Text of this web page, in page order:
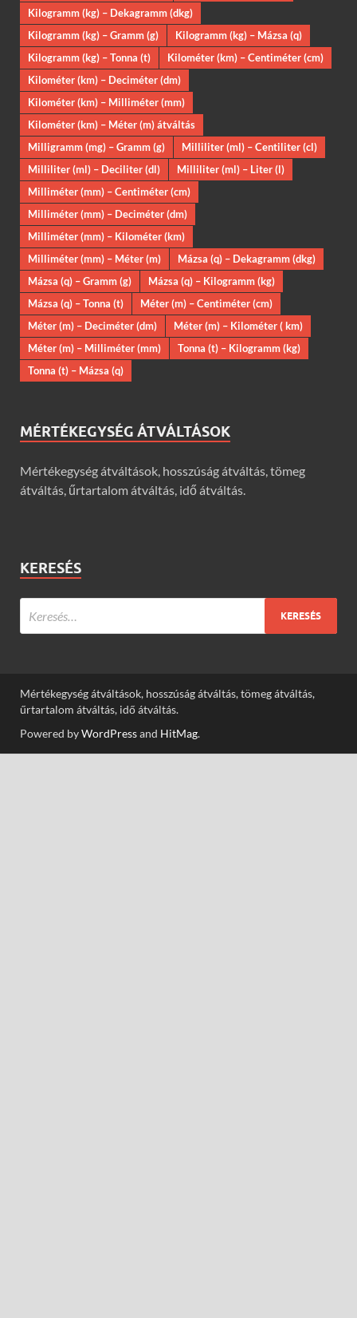
Kilogramm (kg) – Dekagramm (dkg)
Kilogramm (kg) – Gramm (g)
Kilogramm (kg) – Mázsa (q)
Kilogramm (kg) – Tonna (t)
Kilométer (km) – Centiméter (cm)
Kilométer (km) – Deciméter (dm)
Kilométer (km) – Milliméter (mm)
Kilométer (km) – Méter (m) átváltás
Milligramm (mg) – Gramm (g)
Milliliter (ml) – Centiliter (cl)
Milliliter (ml) – Deciliter (dl)
Milliliter (ml) – Liter (l)
Milliméter (mm) – Centiméter (cm)
Milliméter (mm) – Deciméter (dm)
Milliméter (mm) – Kilométer (km)
Milliméter (mm) – Méter (m)
Mázsa (q) – Dekagramm (dkg)
Mázsa (q) – Gramm (g)
Mázsa (q) – Kilogramm (kg)
Mázsa (q) – Tonna (t)
Méter (m) – Centiméter (cm)
Méter (m) – Deciméter (dm)
Méter (m) – Kilométer ( km)
Méter (m) – Milliméter (mm)
Tonna (t) – Kilogramm (kg)
Tonna (t) – Mázsa (q)
MÉRTÉKEGYSÉG ÁTVÁLTÁSOK
Mértékegység átváltások, hosszúság átváltás, tömeg
átváltás, űrtartalom átváltás, idő átváltás.
KERESÉS
Mértékegység átváltások, hosszúság átváltás, tömeg átváltás,
űrtartalom átváltás, idő átváltás.
Powered byWordPressand HitMag.